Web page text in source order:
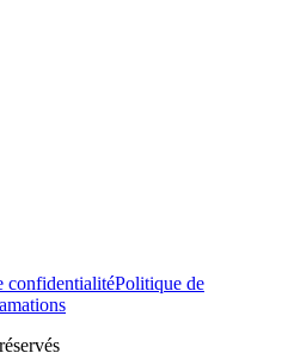
confidentialitéPolitique de